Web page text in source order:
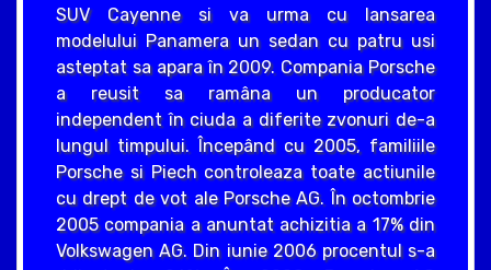
SUV Cayenne si va urma cu lansarea
modelului Panamera un sedan cu patru usi
asteptat sa apara în 2009. Compania Porsche
a reusit sa ramâna un producator
independent în ciuda a diferite zvonuri de-a
lungul timpului. Începând cu 2005, familiile
Porsche si Piech controleaza toate actiunile
cu drept de vot ale Porsche AG. În octombrie
2005 compania a anuntat achizitia a 17% din
Volkswagen AG. Din iunie 2006 procentul s-a